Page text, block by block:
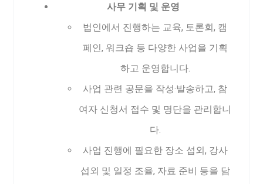
사무 기획 및 운영
법인에서 진행하는 교육, 토론회, 캠
페인, 워크숍 등 다양한 사업을 기획
하고 운영합니다.
사업 관련 공문을 작성·발송하고, 참
여자 신청서 접수 및 명단을 관리합니
다.
사업 진행에 필요한 장소 섭외, 강사
섭외 및 일정 조율, 자료 준비 등을 담